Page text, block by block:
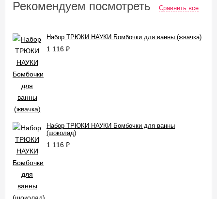
Рекомендуем посмотреть Сравнить все
Набор ТРЮКИ НАУКИ Бомбочки для ванны (жвачка)
1 116 ₽
Набор ТРЮКИ НАУКИ Бомбочки для ванны
(шоколад)
1 116 ₽